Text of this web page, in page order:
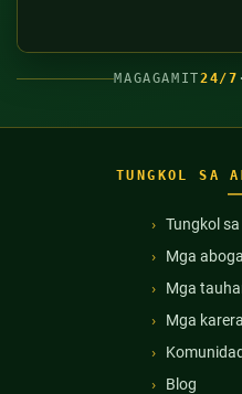
MAGAGAMIT24/7 ·
TUNGKOL SA
Tungkol
Mga
Mga
Mga karera
Komunidad
Blog